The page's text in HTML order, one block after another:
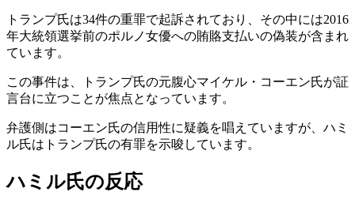
トランプ氏は34件の重罪で起訴されており、その中には2016
年大統領選挙前のポルノ女優への賄賂支払いの偽装が含まれ
ています。
この事件は、トランプ氏の元腹心マイケル・コーエン氏が証
言台に立つことが焦点となっています。
弁護側はコーエン氏の信用性に疑義を唱えていますが、ハミ
ル氏はトランプ氏の有罪を示唆しています。
ハミル氏の反応